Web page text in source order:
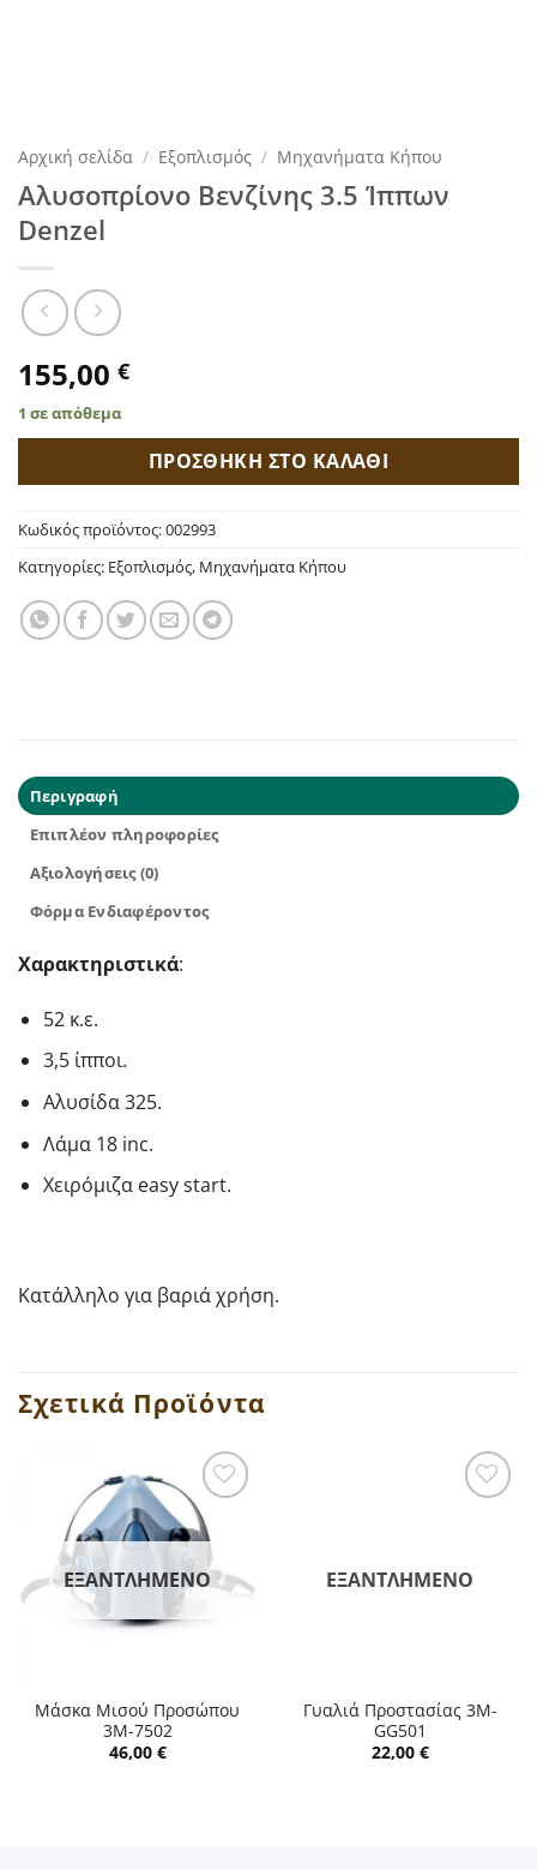
Αρχική σελίδα / Εξοπλισμός / Μηχανήματα Κήπου
Αλυσοπρίονο Βενζίνης 3.5 Ίππων
Denzel
155,00 €
1 σε απόθεμα
ΠΡΟΣΘΗΚΗ ΣΤΟ ΚΑΛΑΘΙ
Κωδικός προϊόντος:002993
Κατηγορίες: Εξοπλισμός, Μηχανήματα Κήπου
Περιγραφή
Επιπλέον πληροφορίες
Αξιολογήσεις (0)
Φόρμα Ενδιαφέροντος
Χαρακτηριστικά:
52 κ.ε.
3,5 ίπποι.
Αλυσίδα 325.
Λάμα 18 inc.
Χειρόμιζα easy start.
Κατάλληλο για βαριά χρήση.
Σχετικά Προϊόντα
ΕΞΑΝΤΛΗΜΈΝΟ
Μάσκα Μισού Προσώπου
3M-7502
46,00 €
ΕΞΑΝΤΛΗΜΈΝΟ
Γυαλιά Προστασίας 3M-
GG501
22,00 €